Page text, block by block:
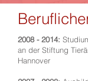
2008 - 2014:
an der Stiftung
Hannover